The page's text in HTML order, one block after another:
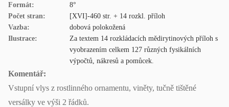
Formát:
8°
Počet stran:
[XVI]-460 str. + 14 rozkl. příloh
Vazba:
dobová polokožená
Ilustrace:
Za textem 14 rozkládacích mědirytinových příloh s
vyobrazením celkem 127 různých fysikálních
výpočtů, nákresů a pomůcek.
Komentář:
Vstupní vlys z rostlinného ornamentu, viněty, tučně tištěné
versálky ve výši 2 řádků.